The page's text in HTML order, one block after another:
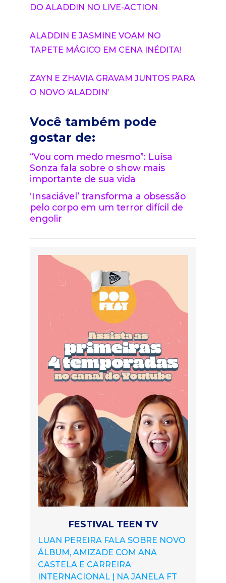
DO ALADDIN NO LIVE-ACTION
ALADDIN E JASMINE VOAM NO
TAPETE MÁGICO EM CENA INÉDITA!
ZAYN E ZHAVIA GRAVAM JUNTOS PARA
O NOVO ‘ALADDIN’
Você também pode
gostar de:
“Vou com medo mesmo”: Luísa
Sonza fala sobre o show mais
importante de sua vida
‘Insaciável’ transforma a obsessão
pelo corpo em um terror difícil de
engolir
FESTIVAL TEEN TV
LUAN PEREIRA FALA SOBRE NOVO
ÁLBUM, AMIZADE COM ANA
CASTELA E CARREIRA
INTERNACIONAL | NA JANELA FT